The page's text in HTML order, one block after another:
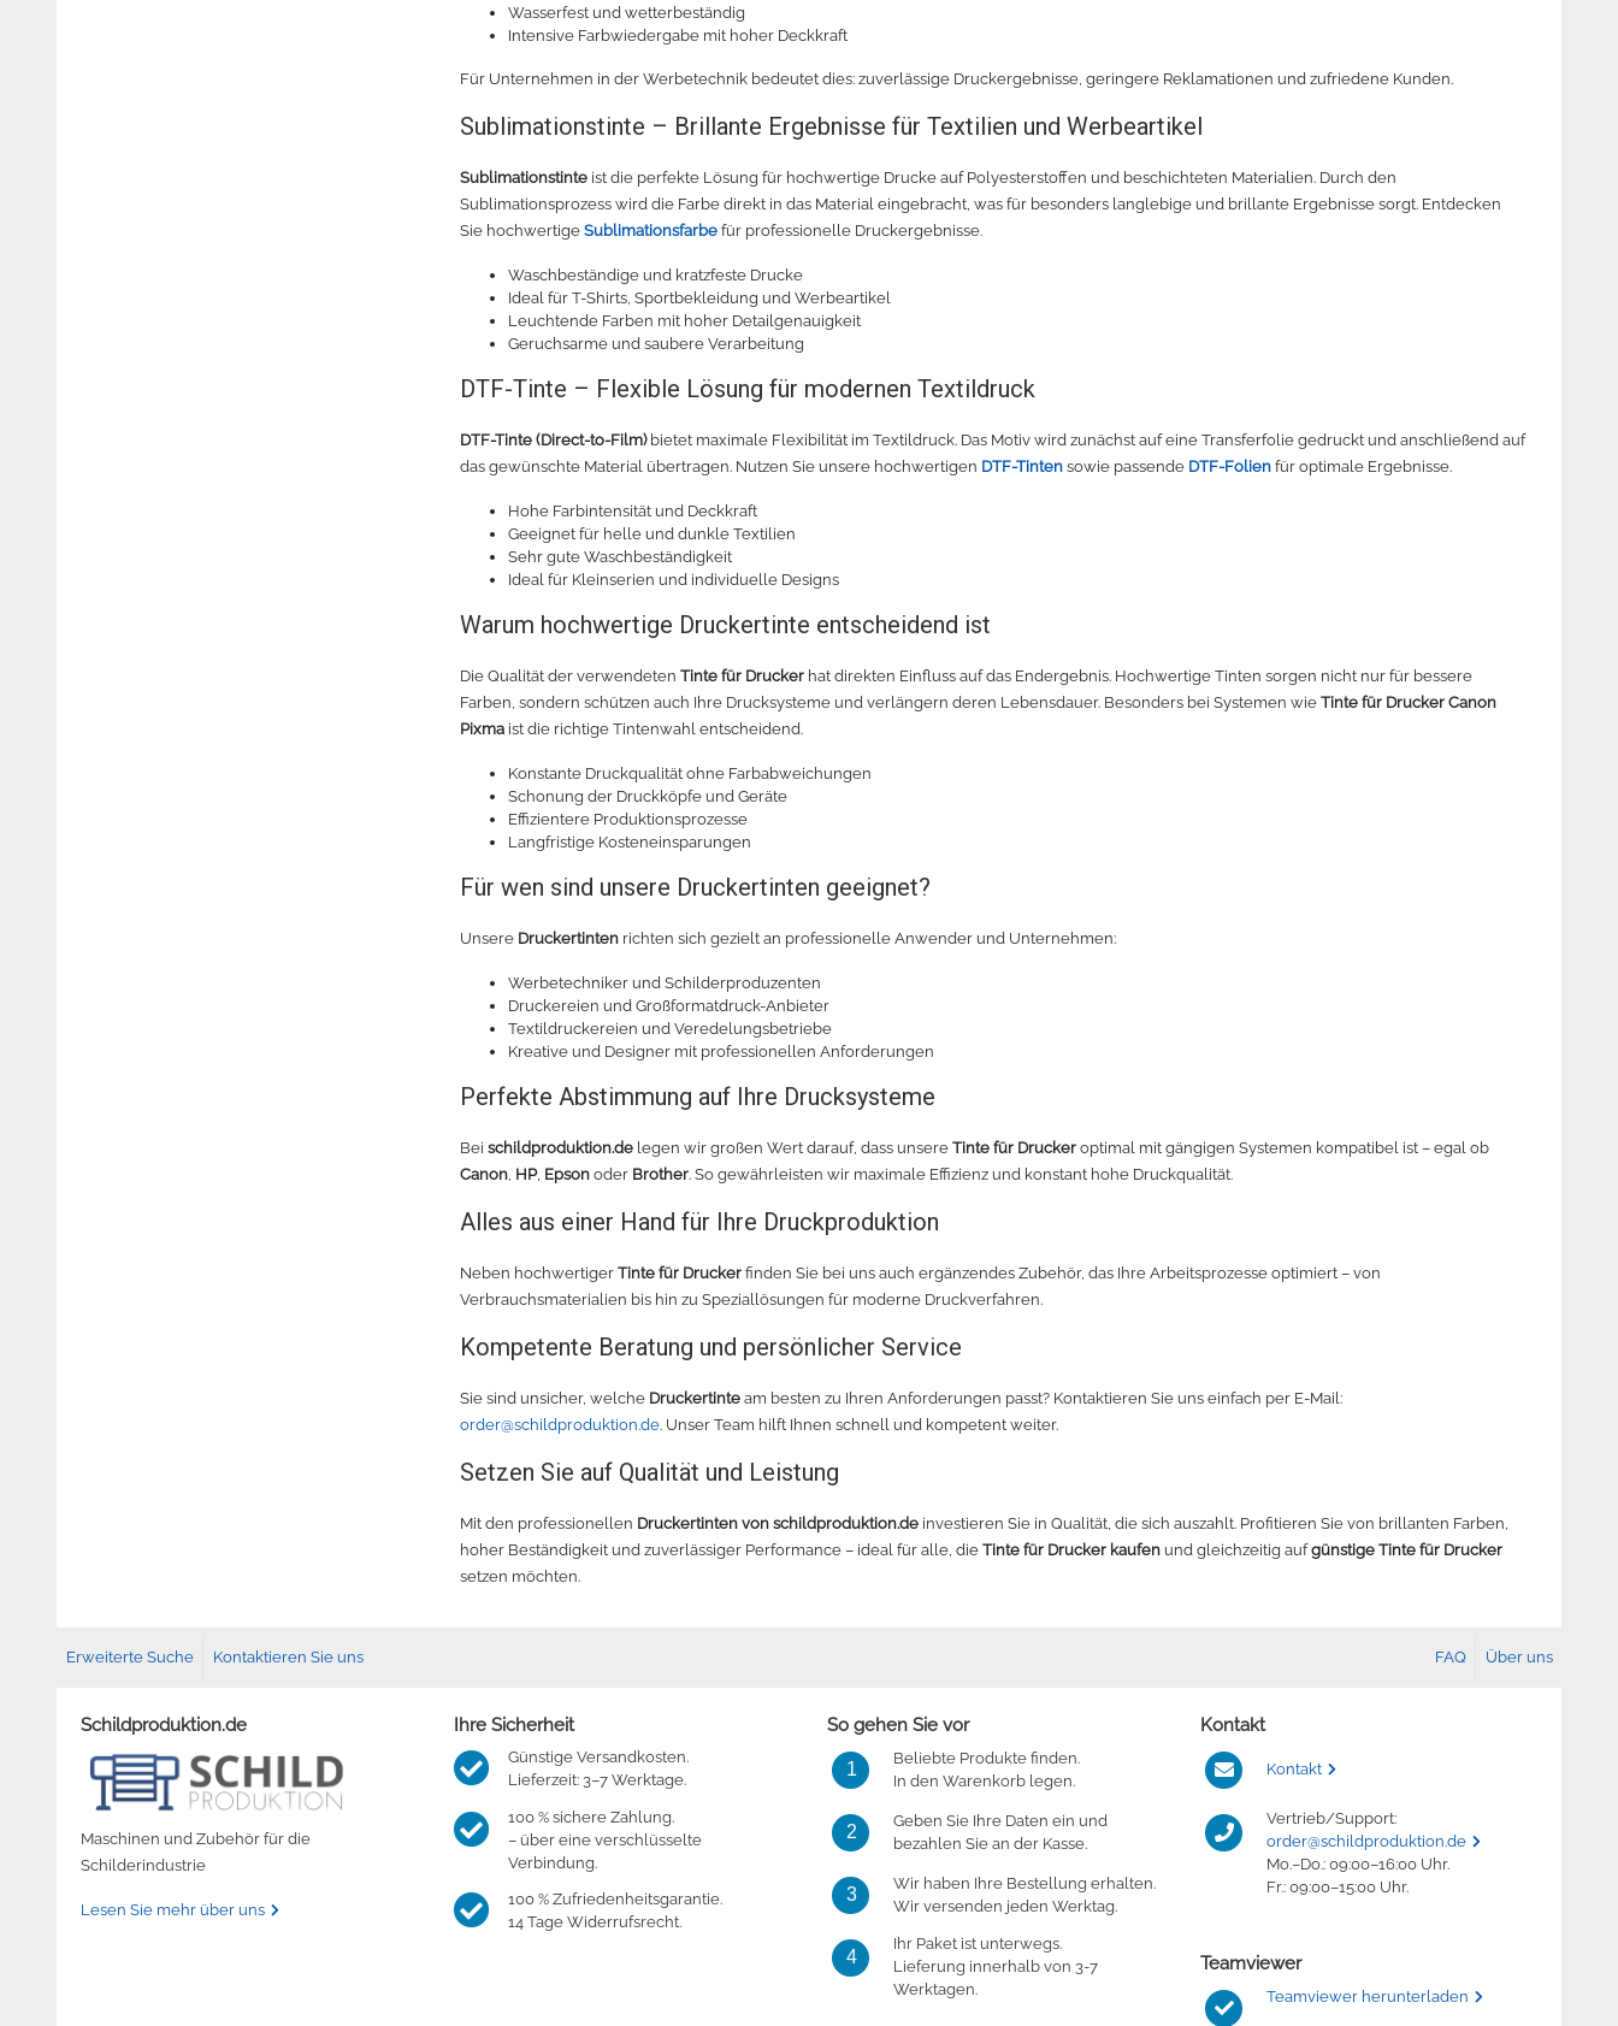
Wasserfest und wetterbeständig
Intensive Farbwiedergabe mit hoher Deckkraft
Für Unternehmen in der Werbetechnik bedeutet dies: zuverlässige Druckergebnisse, geringere Reklamationen und zufriedene Kunden.
Sublimationstinte – Brillante Ergebnisse für Textilien und Werbeartikel
Sublimationstinte ist die perfekte Lösung für hochwertige Drucke auf Polyesterstoffen und beschichteten Materialien. Durch den
Sublimationsprozess wird die Farbe direkt in das Material eingebracht, was für besonders langlebige und brillante Ergebnisse sorgt. Entdecken
Sie hochwertige Sublimationsfarbe für professionelle Druckergebnisse.
Waschbeständige und kratzfeste Drucke
Ideal für T-Shirts, Sportbekleidung und Werbeartikel
Leuchtende Farben mit hoher Detailgenauigkeit
Geruchsarme und saubere Verarbeitung
DTF-Tinte – Flexible Lösung für modernen Textildruck
DTF-Tinte (Direct-to-Film)bietet maximale Flexibilität im Textildruck. Das Motiv wird zunächst auf eine Transferfolie gedruckt und anschließend auf
das gewünschte Material übertragen. Nutzen Sie unsere hochwertigen DTF-Tinten sowie passende DTF-Folien für optimale Ergebnisse.
Hohe Farbintensität und Deckkraft
Geeignet für helle und dunkle Textilien
Sehr gute Waschbeständigkeit
Ideal für Kleinserien und individuelle Designs
Warum hochwertige Druckertinte entscheidend ist
Die Qualität der verwendeten Tinte für Drucker hat direkten Einfluss auf das Endergebnis. Hochwertige Tinten sorgen nicht nur für bessere
Farben, sondern schützen auch Ihre Drucksysteme und verlängern deren Lebensdauer. Besonders bei Systemen wie Tinte für Drucker Canon
Pixma ist die richtige Tintenwahl entscheidend.
Konstante Druckqualität ohne Farbabweichungen
Schonung der Druckköpfe und Geräte
Effizientere Produktionsprozesse
Langfristige Kosteneinsparungen
Für wen sind unsere Druckertinten geeignet?
Unsere Druckertinten richten sich gezielt an professionelle Anwender und Unternehmen:
Werbetechniker und Schilderproduzenten
Druckereien und Großformatdruck-Anbieter
Textildruckereien und Veredelungsbetriebe
Kreative und Designer mit professionellen Anforderungen
Perfekte Abstimmung auf Ihre Drucksysteme
Bei schildproduktion.de legen wir großen Wert darauf, dass unsere Tinte für Drucker optimal mit gängigen Systemen kompatibel ist – egal ob
Canon HP, Epson oder Brother. So gewährleisten wir maximale Effizienz und konstant hohe Druckqualität.
Alles aus einer Hand für Ihre Druckproduktion
Neben hochwertiger Tinte für Drucker finden Sie bei uns auch ergänzendes Zubehör, das Ihre Arbeitsprozesse optimiert – von
Verbrauchsmaterialien bis hin zu Speziallösungen für moderne Druckverfahren.
Kompetente Beratung und persönlicher Service
Sie sind unsicher, welche Druckertinte am besten zu Ihren Anforderungen passt? Kontaktieren Sie uns einfach per E-Mail:
order@schildproduktion.de. Unser Team hilft Ihnen schnell und kompetent weiter.
Setzen Sie auf Qualität und Leistung
Mit den professionellen Druckertinten von schildproduktion.de investieren Sie in Qualität, die sich auszahlt. Profitieren Sie von brillanten Farben,
hoher Beständigkeit und zuverlässiger Performance – ideal für alle, die Tinte für Drucker kaufen und gleichzeitig aufgünstige Tinte für Drucker
setzen möchten.
Erweiterte Suche Kontaktieren Sie uns FAQ Über uns
Schildproduktion.de
Maschinen und Zubehör für die
Schilderindustrie
Lesen Sie mehr über uns
Ihre Sicherheit
Günstige Versandkosten.
Lieferzeit: 3–7 Werktage.
100 % sichere Zahlung.
– über eine verschlüsselte
Verbindung.
100 % Zufriedenheitsgarantie.
14 Tage Widerrufsrecht.
So gehen Sie vor
1
Beliebte Produkte finden.
In den Warenkorb legen.
2
Geben Sie Ihre Daten ein und
bezahlen Sie an der Kasse.
3
Wir haben Ihre Bestellung erhalten.
Wir versenden jeden Werktag.
4
Ihr Paket ist unterwegs.
Lieferung innerhalb von 3-7
Werktagen.
Kontakt
Kontakt
Vertrieb/Support:
order@schildproduktion.de
Mo.–Do.: 09:00–16:00 Uhr.
Fr.: 09:00–15:00 Uhr.
Teamviewer
Teamviewer herunterladen